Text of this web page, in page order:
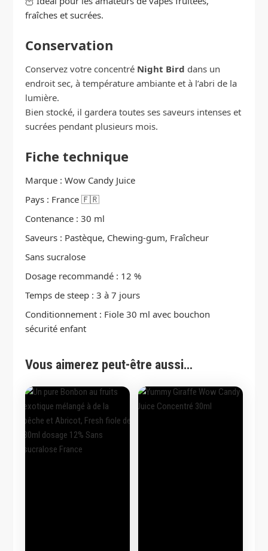
fraîches et sucrées.
Conservation
Conservez votre concentré Night Bird dans un
endroit sec, à température ambiante et à l’abri de la
lumière.
Bien stocké, il gardera toutes ses saveurs intenses et
sucrées pendant plusieurs mois.
Fiche technique
Marque : Wow Candy Juice
Pays : France 🇫🇷
Contenance : 30 ml
Saveurs : Pastèque, Chewing-gum, Fraîcheur
Sans sucralose
Dosage recommandé : 12 %
Temps de steep : 3 à 7 jours
Conditionnement : Fiole 30 ml avec bouchon
sécurité enfant
Vous aimerez peut-être aussi…